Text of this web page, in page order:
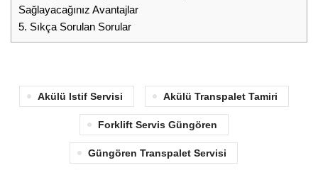
Sağlayacağınız Avantajlar
5. Sıkça Sorulan Sorular
Akülü Istif Servisi Akülü Transpalet Tamiri
Forklift Servis Güngören
Güngören Transpalet Servisi